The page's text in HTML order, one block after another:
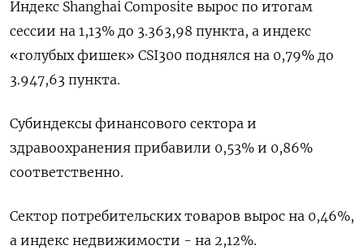
Индекс Shanghai Composite вырос по итогам
сессии на 1,13% до 3.363,98 пункта, а индекс
«голубых фишек» CSI300 поднялся на 0,79% до
3.947,63 пункта.
Субиндексы финансового сектора и
здравоохранения прибавили 0,53% и 0,86%
соответственно.
Сектор потребительских товаров вырос на 0,46%,
а индекс недвижимости - на 2,12%​.